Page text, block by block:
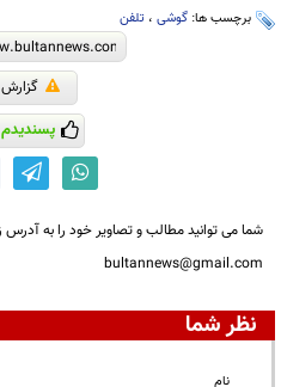
برچسب ها: گوشی ، تلفن
پسندیدم
شما می توانید مطالب و تصاویر خود را به آدرس
bultannews@gmail.com
نظر شما
نام